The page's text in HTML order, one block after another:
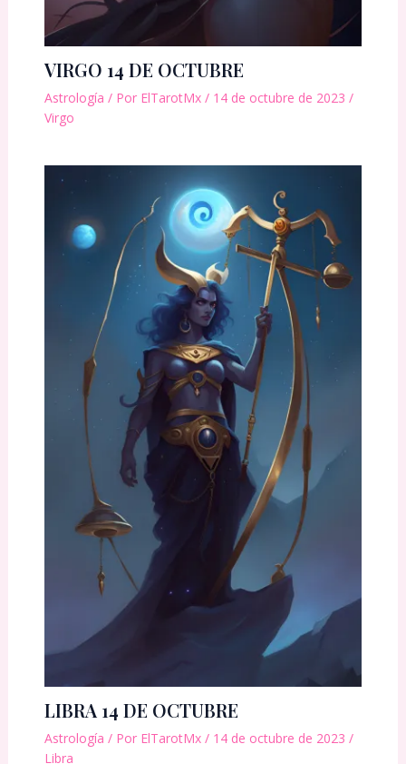
VIRGO 14 DE OCTUBRE
Astrología / Por ElTarotMx / 14 de octubre de 2023 /
Virgo
LIBRA 14 DE OCTUBRE
Astrología / Por ElTarotMx / 14 de octubre de 2023 /
Libra